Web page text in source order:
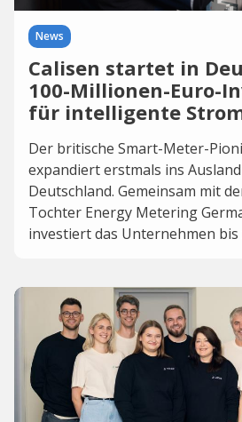
News
Calisen startet in
100-Millionen-Euro-
für intelligente
Der britische Smart-Meter-
expandiert erstmals ins
Deutschland. Gemeinsam mit
Tochter Energy Metering
investiert das Unternehmen bis